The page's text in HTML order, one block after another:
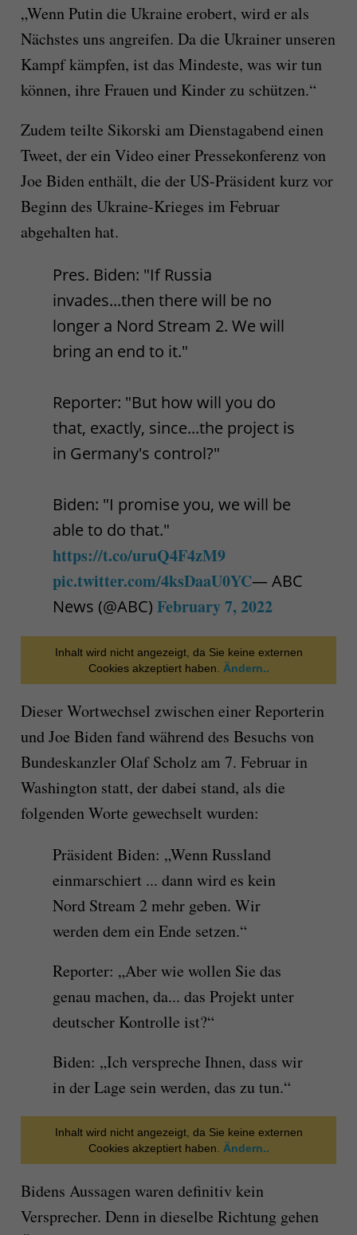
„Wenn Putin die Ukraine erobert, wird er als
Nächstes uns angreifen. Da die Ukrainer unseren
Kampf kämpfen, ist das Mindeste, was wir tun
können, ihre Frauen und Kinder zu schützen.“
Zudem teilte Sikorski am Dienstagabend einen
Tweet, der ein Video einer Pressekonferenz von
Joe Biden enthält, die der US-Präsident kurz vor
Beginn des Ukraine-Krieges im Februar
abgehalten hat.
Pres. Biden: "If Russia
invades...then there will be no
longer a Nord Stream 2. We will
bring an end to it."
Reporter: "But how will you do
that, exactly, since...the project is
in Germany's control?"
Biden: "I promise you, we will be
able to do that."
https://t.co/uruQ4F4zM9
pic.twitter.com/4ksDaaU0YC— ABC
News (@ABC) February 7, 2022
Inhalt wird nicht angezeigt, da Sie keine externen
Cookies akzeptiert haben.
Ändern..
Dieser Wortwechsel zwischen einer Reporterin
und Joe Biden fand während des Besuchs von
Bundeskanzler Olaf Scholz am 7. Februar in
Washington statt, der dabei stand, als die
folgenden Worte gewechselt wurden:
Präsident Biden: „Wenn Russland
einmarschiert ... dann wird es kein
Nord Stream 2 mehr geben. Wir
werden dem ein Ende setzen.“
Reporter: „Aber wie wollen Sie das
genau machen, da... das Projekt unter
deutscher Kontrolle ist?“
Biden: „Ich verspreche Ihnen, dass wir
in der Lage sein werden, das zu tun.“
Inhalt wird nicht angezeigt, da Sie keine externen
Cookies akzeptiert haben.
Ändern..
Bidens Aussagen waren definitiv kein
Versprecher. Denn in dieselbe Richtung gehen